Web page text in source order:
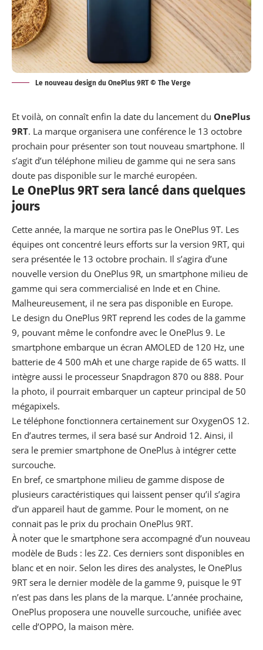
Le nouveau design du OnePlus 9RT © The Verge
Et voilà, on connaît enfin la date du lancement du OnePlus
9RT. La marque organisera une conférence le 13 octobre
prochain pour présenter son tout nouveau smartphone. Il
s’agit d’un téléphone milieu de gamme qui ne sera sans
doute pas disponible sur le marché européen.
Le OnePlus 9RT sera lancé dans quelques
jours
Cette année, la marque ne sortira pas le OnePlus 9T. Les
équipes ont concentré leurs efforts sur la version 9RT, qui
sera présentée le 13 octobre prochain. Il s’agira d’une
nouvelle version du OnePlus 9R, un smartphone milieu de
gamme qui sera commercialisé en Inde et en Chine.
Malheureusement, il ne sera pas disponible en Europe.
Le design du OnePlus 9RT reprend les codes de la gamme
9, pouvant même le confondre avec le OnePlus 9. Le
smartphone embarque un écran AMOLED de 120 Hz, une
batterie de 4 500 mAh et une charge rapide de 65 watts. Il
intègre aussi le processeur Snapdragon 870 ou 888. Pour
la photo, il pourrait embarquer un capteur principal de 50
mégapixels.
Le téléphone fonctionnera certainement sur OxygenOS 12.
En d’autres termes, il sera basé sur Android 12. Ainsi, il
sera le premier smartphone de OnePlus à intégrer cette
surcouche.
En bref, ce smartphone milieu de gamme dispose de
plusieurs caractéristiques qui laissent penser qu’il s’agira
d’un appareil haut de gamme. Pour le moment, on ne
connait pas le prix du prochain OnePlus 9RT.
À noter que le smartphone sera accompagné d’un nouveau
modèle de Buds : les Z2. Ces derniers sont disponibles en
blanc et en noir. Selon les dires des analystes, le OnePlus
9RTsera le dernier modèle de la gamme 9, puisque le 9T
n’est pas dans les plans de la marque. L’année prochaine,
OnePlus proposera une nouvelle surcouche, unifiée avec
celle d’OPPO, la maison mère.